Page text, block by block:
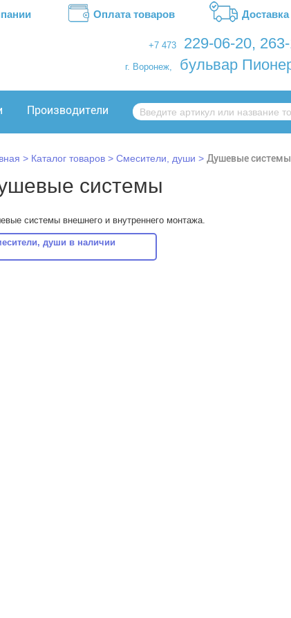
Оплата товаров Доставка
+7 473 229-06-20,
г. Воронеж, бульвар
Производители
Каталог товаров Смесители, души Душевые системы
системы
системы внешнего и внутреннего монтажа.
души в наличии